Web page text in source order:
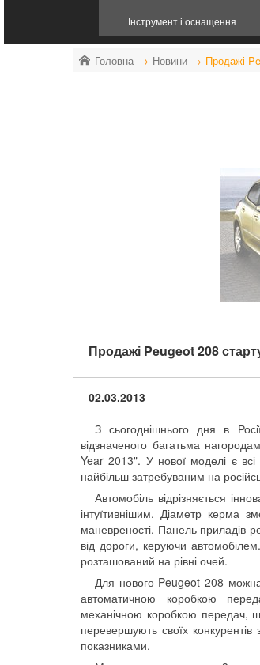
Інструмент і оснащення
Головна Новини Продажі
Продажі Peugeot 208
02.03.2013
З сьогоднішнього дня в
відзначеного багатьма
Year 2013". У нової моделі є всі
найбільш затребуваним на
Автомобіль відрізняється
інтуїтивнішим. Діаметр керма
маневреності. Панель приладів
від дороги, керуючи
розташований на рівні очей.
Для нового Peugeot 208
автоматичною коробкою
механічною коробкою передач,
перевершують своїх
показниками.